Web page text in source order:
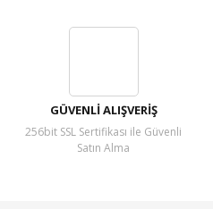
GÜVENLİ ALIŞVERİŞ
256bit SSL Sertifikası ile Güvenli
Satın Alma